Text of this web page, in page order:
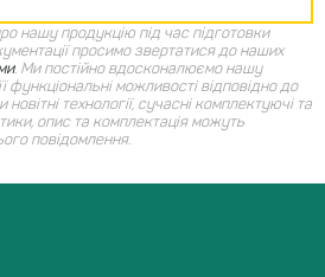
нашу продукцію під час підготовки
просимо звертатися до наших
. Ми постійно вдосконалюємо нашу
можливості відповідно до
технології, сучасні комплектуючі та
опис та комплектація можуть
повідомлення.